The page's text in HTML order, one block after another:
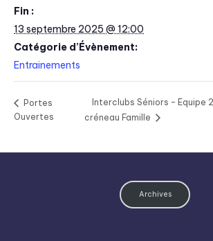
Fin :
13 septembre 2025 @ 12:00
Catégorie d’Évènement:
Entrainements
Portes
Ouvertes
Interclubs Séniors – Equipe
créneau Famille
Archives